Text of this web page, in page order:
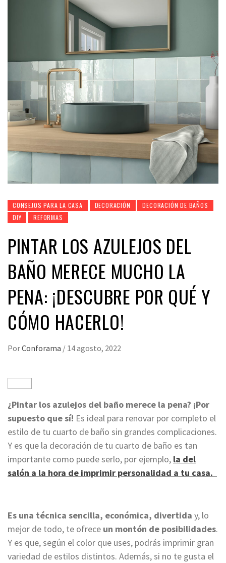
CONSEJOS PARA LA CASA DECORACIÓN
DECORACIÓN DE BAÑOS
DIY
REFORMAS
PINTAR LOS AZULEJOS DEL
BAÑO MERECE MUCHO LA
PENA: ¡DESCUBRE POR QUÉ Y
CÓMO HACERLO!
PorConforama / 14 agosto, 2022
¿Pintar los azulejos del baño merece la pena? ¡Por
supuesto que sí! Es ideal para renovar por completo el
estilo de tu cuarto de baño sin grandes complicaciones.
Y es que la decoración de tu cuarto de baño es tan
importante como puede serlo, por ejemplo, la del
salón a la hora de imprimir personalidad a tu casa.
Es una técnica sencilla, económica, divertida y, lo
mejor de todo, te ofrece un montón de posibilidades.
Y es que, según el color que uses, podrás imprimir gran
variedad de estilos distintos. Además, si no te gusta el